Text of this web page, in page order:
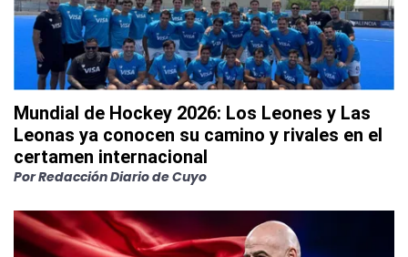
Mundial de Hockey 2026: Los Leones y Las
Leonas ya conocen su camino y rivales en el
certamen internacional
PorRedacción Diario de Cuyo